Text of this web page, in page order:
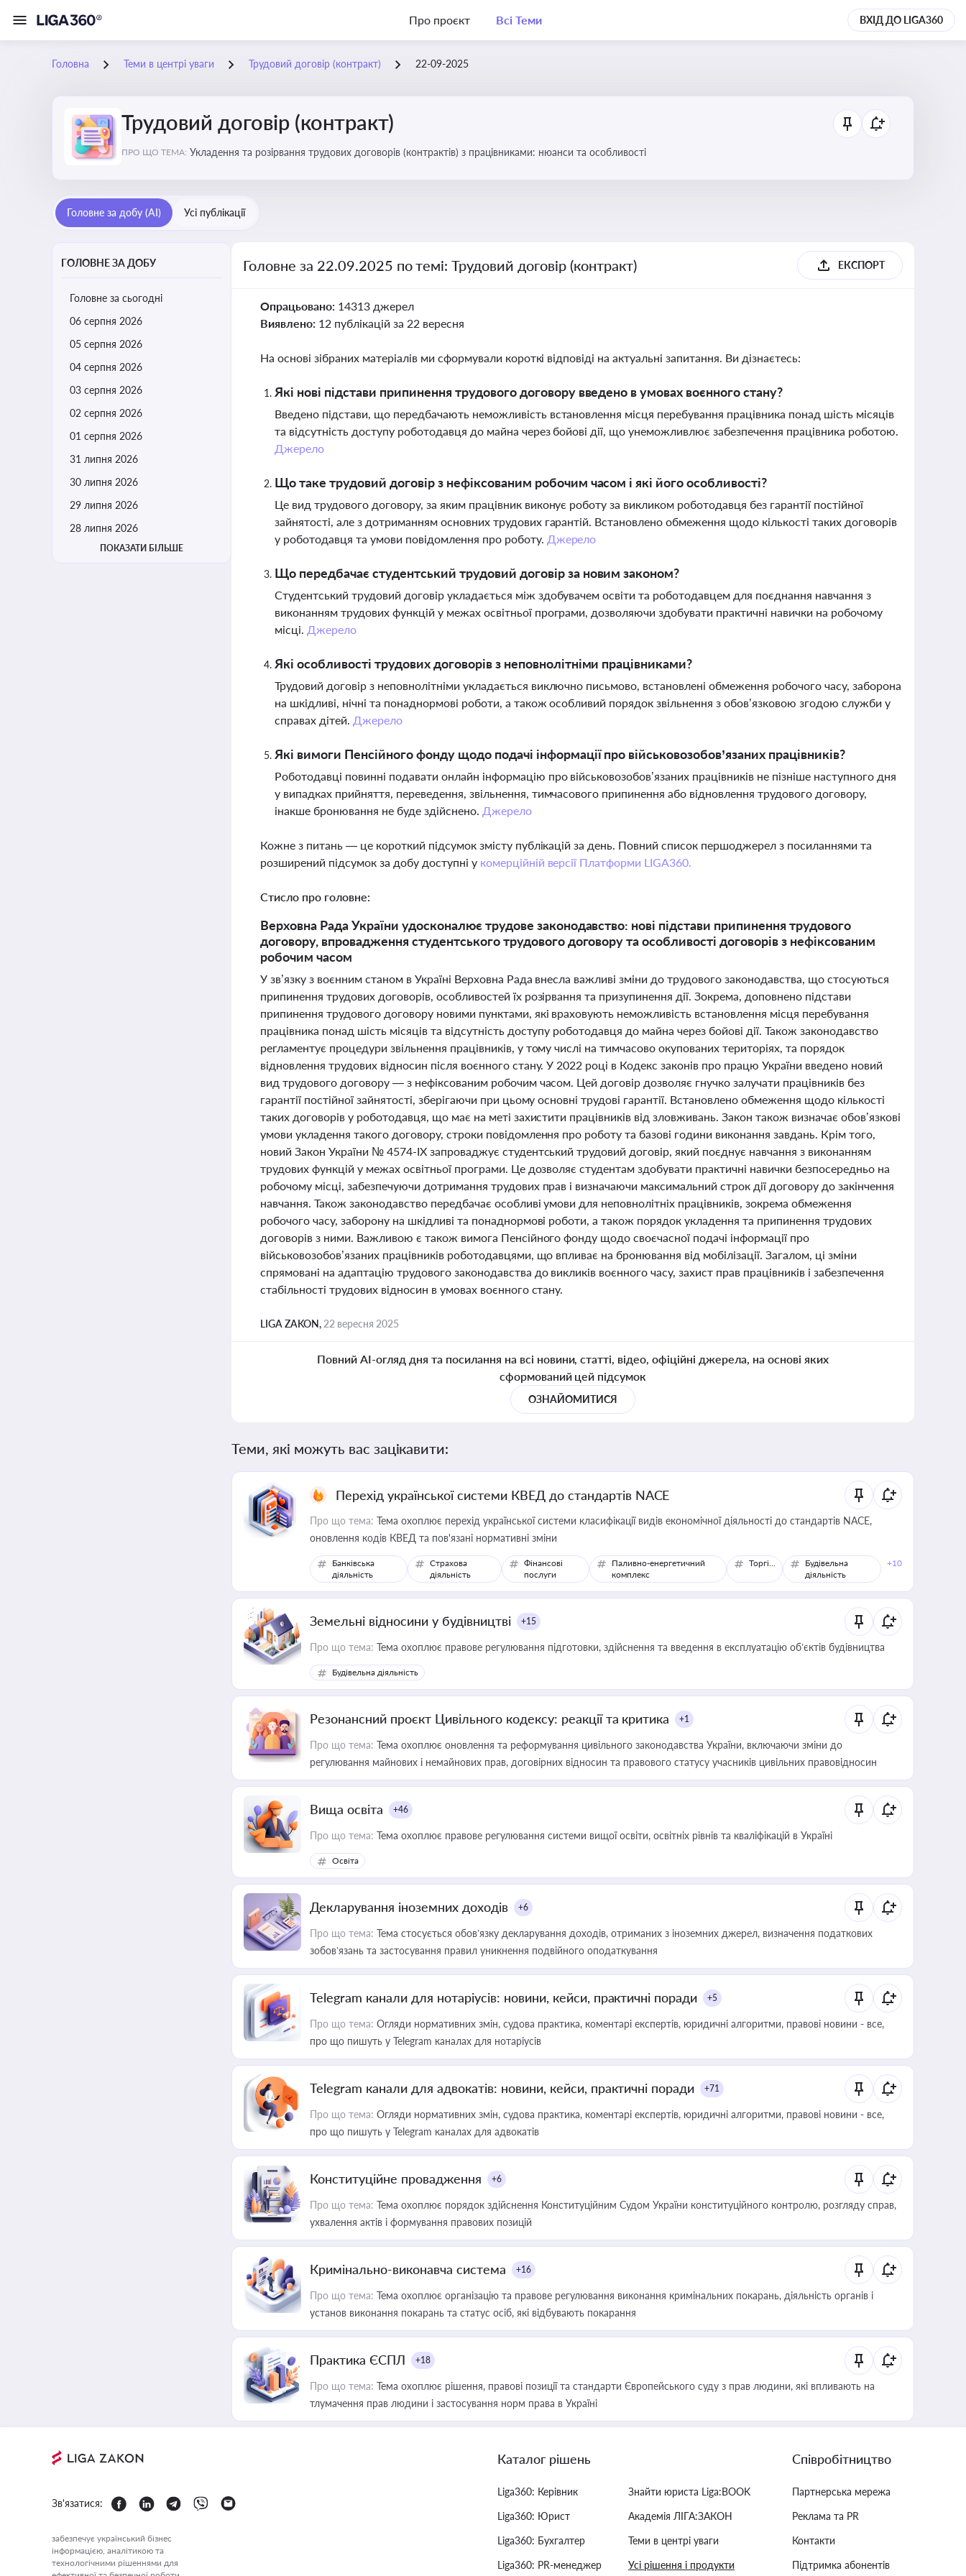
Про проєкт Всі Теми ВХІД ДО LIGA360
Головна Теми в центрі уваги Трудовий договір (контракт) 22-09-2025
Трудовий договір (контракт)
ПРО ЩО ТЕМА: Укладення та розірвання трудових договорів (контрактів) з працівниками: нюанси та особливості
Головне за добу (AI) Усі публікації
ГОЛОВНЕ ЗА ДОБУ
Головне за сьогодні
06 серпня 2026
05 серпня 2026
04 серпня 2026
03 серпня 2026
02 серпня 2026
01 серпня 2026
31 липня 2026
30 липня 2026
29 липня 2026
28 липня 2026
ПОКАЗАТИ БІЛЬШЕ
Головне за 22.09.2025 по темі: Трудовий договір (контракт) ЕКСПОРТ
Опрацьовано: 14313 джерел
Виявлено: 12 публікацій за 22 вересня
На основі зібраних матеріалів ми сформували короткі відповіді на актуальні запитання. Ви дізнаєтесь:
Які нові підстави припинення трудового договору введено в умовах воєнного стану?
Введено підстави, що передбачають неможливість встановлення місця перебування працівника понад шість місяців
та відсутність доступу роботодавця до майна через бойові дії, що унеможливлює забезпечення працівника роботою.
Джерело
Що таке трудовий договір з нефіксованим робочим часом і які його особливості?
Це вид трудового договору, за яким працівник виконує роботу за викликом роботодавця без гарантії постійної
зайнятості, але з дотриманням основних трудових гарантій. Встановлено обмеження щодо кількості таких договорів
у роботодавця та умови повідомлення про роботу. Джерело
Що передбачає студентський трудовий договір за новим законом?
Студентський трудовий договір укладається між здобувачем освіти та роботодавцем для поєднання навчання з
виконанням трудових функцій у межах освітньої програми, дозволяючи здобувати практичні навички на робочому
місці. Джерело
Які особливості трудових договорів з неповнолітніми працівниками?
Трудовий договір з неповнолітніми укладається виключно письмово, встановлені обмеження робочого часу, заборона
на шкідливі, нічні та понаднормові роботи, а також особливий порядок звільнення з обов’язковою згодою служби у
справах дітей. Джерело
Які вимоги Пенсійного фонду щодо подачі інформації про військовозобов’язаних працівників?
Роботодавці повинні подавати онлайн інформацію про військовозобов’язаних працівників не пізніше наступного дня
у випадках прийняття, переведення, звільнення, тимчасового припинення або відновлення трудового договору,
інакше бронювання не буде здійснено. Джерело
Кожне з питань — це короткий підсумок змісту публікацій за день. Повний список першоджерел з посиланнями та
розширений підсумок за добу доступні у комерційній версії Платформи LIGA360.
Стисло про головне:
Верховна Рада України удосконалює трудове законодавство: нові підстави припинення трудового
договору, впровадження студентського трудового договору та особливості договорів з нефіксованим
робочим часом
У зв’язку з воєнним станом в Україні Верховна Рада внесла важливі зміни до трудового законодавства, що стосуються
припинення трудових договорів, особливостей їх розірвання та призупинення дії. Зокрема, доповнено підстави
припинення трудового договору новими пунктами, які враховують неможливість встановлення місця перебування
працівника понад шість місяців та відсутність доступу роботодавця до майна через бойові дії. Також законодавство
регламентує процедури звільнення працівників, у тому числі на тимчасово окупованих територіях, та порядок
відновлення трудових відносин після воєнного стану. У 2022 році в Кодекс законів про працю України введено новий
вид трудового договору — з нефіксованим робочим часом. Цей договір дозволяє гнучко залучати працівників без
гарантії постійної зайнятості, зберігаючи при цьому основні трудові гарантії. Встановлено обмеження щодо кількості
таких договорів у роботодавця, що має на меті захистити працівників від зловживань. Закон також визначає обов’язкові
умови укладення такого договору, строки повідомлення про роботу та базові години виконання завдань. Крім того,
новий Закон України № 4574-IX запроваджує студентський трудовий договір, який поєднує навчання з виконанням
трудових функцій у межах освітньої програми. Це дозволяє студентам здобувати практичні навички безпосередньо на
робочому місці, забезпечуючи дотримання трудових прав і визначаючи максимальний строк дії договору до закінчення
навчання. Також законодавство передбачає особливі умови для неповнолітніх працівників, зокрема обмеження
робочого часу, заборону на шкідливі та понаднормові роботи, а також порядок укладення та припинення трудових
договорів з ними. Важливою є також вимога Пенсійного фонду щодо своєчасної подачі інформації про
військовозобов’язаних працівників роботодавцями, що впливає на бронювання від мобілізації. Загалом, ці зміни
спрямовані на адаптацію трудового законодавства до викликів воєнного часу, захист прав працівників і забезпечення
стабільності трудових відносин в умовах воєнного стану.
LIGA ZAKON, 22 вересня 2025
Повний AI-огляд дня та посилання на всі новини, статті, відео, офіційні джерела, на основі яких
сформований цей підсумок
ОЗНАЙОМИТИСЯ
Теми, які можуть вас зацікавити:
Перехід української системи КВЕД до стандартів NACE
Про що тема: Тема охоплює перехід української системи класифікації видів економічної діяльності до стандартів NACE,
оновлення кодів КВЕД та пов'язані нормативні зміни
Банківська
діяльність
Страхова
діяльність
Фінансові
послуги
Паливно-енергетичний
комплекс
Торгівля
Будівельна
діяльність
+10
Земельні відносини у будівництві +15
Про що тема: Тема охоплює правове регулювання підготовки, здійснення та введення в експлуатацію об’єктів будівництва
Будівельна діяльність
Резонансний проєкт Цивільного кодексу: реакції та критика +1
Про що тема: Тема охоплює оновлення та реформування цивільного законодавства України, включаючи зміни до
регулювання майнових і немайнових прав, договірних відносин та правового статусу учасників цивільних правовідносин
Вища освіта +46
Про що тема: Тема охоплює правове регулювання системи вищої освіти, освітніх рівнів та кваліфікацій в Україні
Освіта
Декларування іноземних доходів +6
Про що тема: Тема стосується обов’язку декларування доходів, отриманих з іноземних джерел, визначення податкових
зобов’язань та застосування правил уникнення подвійного оподаткування
Telegram канали для нотаріусів: новини, кейси, практичні поради +5
Про що тема: Огляди нормативних змін, судова практика, коментарі експертів, юридичні алгоритми, правові новини - все,
про що пишуть у Telegram каналах для нотаріусів
Telegram канали для адвокатів: новини, кейси, практичні поради +71
Про що тема: Огляди нормативних змін, судова практика, коментарі експертів, юридичні алгоритми, правові новини - все,
про що пишуть у Telegram каналах для адвокатів
Конституційне провадження +6
Про що тема: Тема охоплює порядок здійснення Конституційним Судом України конституційного контролю, розгляду справ,
ухвалення актів і формування правових позицій
Кримінально-виконавча система +16
Про що тема: Тема охоплює організацію та правове регулювання виконання кримінальних покарань, діяльність органів і
установ виконання покарань та статус осіб, які відбувають покарання
Практика ЄСПЛ +18
Про що тема: Тема охоплює рішення, правові позиції та стандарти Європейського суду з прав людини, які впливають на
тлумачення прав людини і застосування норм права в Україні
Зв'язатися:
забезпечує український бізнес
інформацією, аналітикою та
технологічними рішеннями для
Каталог рішень
Liga360: Керівник
Liga360: Юрист
Liga360: Бухгалтер
Liga360: PR-менеджер
Знайти юриста Liga:BOOK
Академія ЛІГА:ЗАКОН
Теми в центрі уваги
Усі рішення і продукти
Співробітництво
Партнерська мережа
Реклама та PR
Контакти
Підтримка абонентів